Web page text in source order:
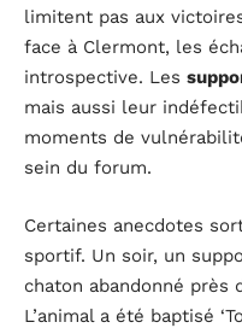
limitent pas aux
face à Clermont, les
introspective. Les
mais aussi leur
moments de
sein du forum.
Certaines anecdotes
sportif. Un soir, un
chaton abandonné près
L’animal a été baptisé